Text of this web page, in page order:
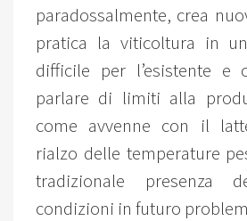
paradossalmente, crea
pratica la viticoltura in
difficile per l’esistente e
parlare di limiti alla
come avvenne con il
rialzo delle temperature
tradizionale presenza
condizioni in futuro